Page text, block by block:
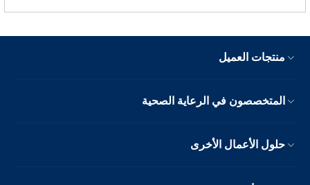
منتجات العميل
المتخصصون في الرعاية الصحية
حلول الأعمال الأخرى